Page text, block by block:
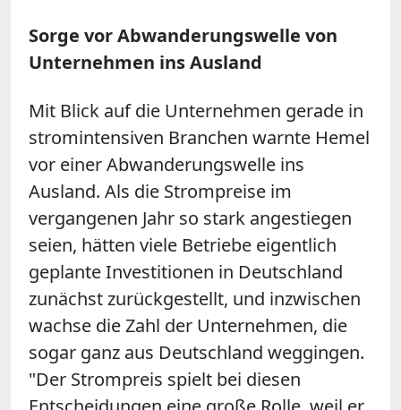
Sorge vor Abwanderungswelle von
Unternehmen ins Ausland
Mit Blick auf die Unternehmen gerade in
stromintensiven Branchen warnte Hemel
vor einer Abwanderungswelle ins
Ausland. Als die Strompreise im
vergangenen Jahr so stark angestiegen
seien, hätten viele Betriebe eigentlich
geplante Investitionen in Deutschland
zunächst zurückgestellt, und inzwischen
wachse die Zahl der Unternehmen, die
sogar ganz aus Deutschland weggingen.
"Der Strompreis spielt bei diesen